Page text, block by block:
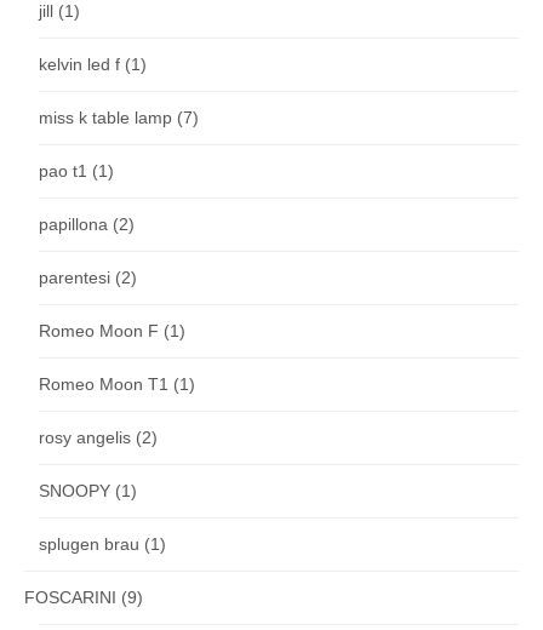
jill (1)
kelvin led f (1)
miss k table lamp (7)
pao t1 (1)
papillona (2)
parentesi (2)
Romeo Moon F (1)
Romeo Moon T1 (1)
rosy angelis (2)
SNOOPY (1)
splugen brau (1)
FOSCARINI (9)